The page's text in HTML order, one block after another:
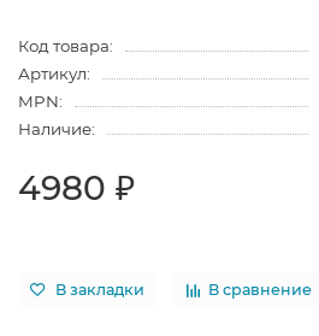
Код товара:
Артикул:
MPN:
Наличие:
4980 ₽
В закладки В сравнение